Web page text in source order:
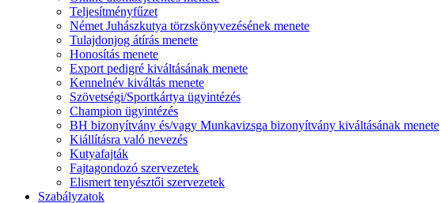
Teljesítményfűzet
Német Juhászkutya törzskönyvezésének menete
Tulajdonjog átírás menete
Honosítás menete
Export pedigré kiváltásának menete
Kennelnév kiváltás menete
Szövetségi/Sportkártya ügyintézés
Champion ügyintézés
BH bizonyítvány és/vagy Munkavizsga bizonyítvány kiváltásának menete
Kiállításra való nevezés
Kutyafajták
Fajtagondozó szervezetek
Elismert tenyésztői szervezetek
Szabályzatok